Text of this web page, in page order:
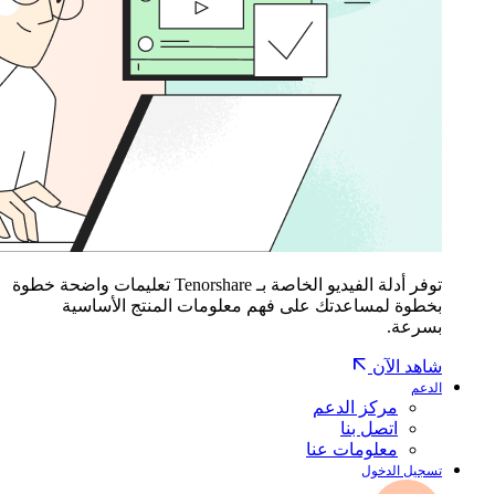
توفر أدلة الفيديو الخاصة بـ Tenorshare تعليمات واضحة خطوة
بخطوة لمساعدتك على فهم معلومات المنتج الأساسية
بسرعة.
شاهد الآن
الدعم
مركز الدعم
اتصل بنا
معلومات عنا
تسجيل الدخول